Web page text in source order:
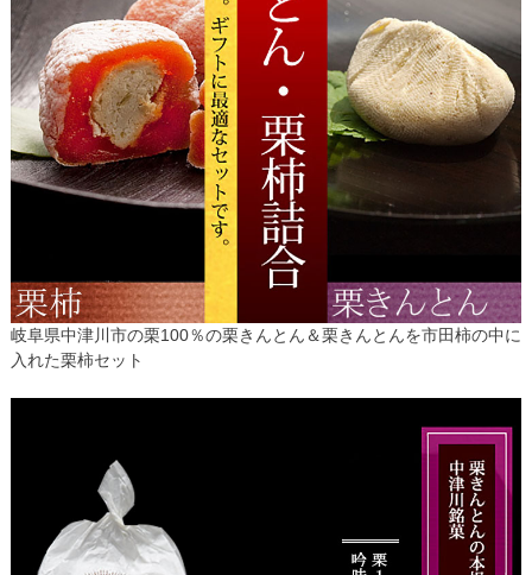
岐阜県中津川市の栗100％の栗きんとん＆栗きんとんを市田柿の中に
入れた栗柿セット